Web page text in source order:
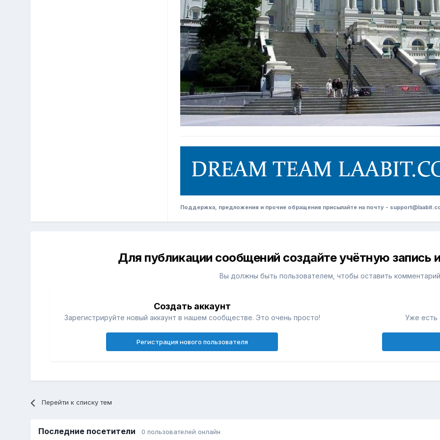
Поддержка, предложения и прочие обращения присылайте на почту -
Для публикации сообщений создайте учётную запись
Вы должны быть пользователем, чтобы оставить комментарий
Создать аккаунт
Зарегистрируйте новый аккаунт в нашем сообществе. Это очень просто!
Регистрация нового пользователя
Уже есть
Перейти к списку тем
Последние посетители 0 пользователей онлайн